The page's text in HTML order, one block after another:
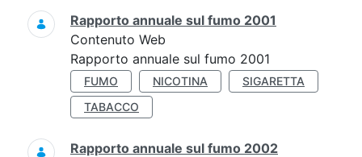
Rapporto annuale sul fumo 2001
Contenuto Web
Rapporto annuale sul fumo 2001
FUMO NICOTINA
SIGARETTA
TABACCO
Rapporto annuale sul fumo 2002